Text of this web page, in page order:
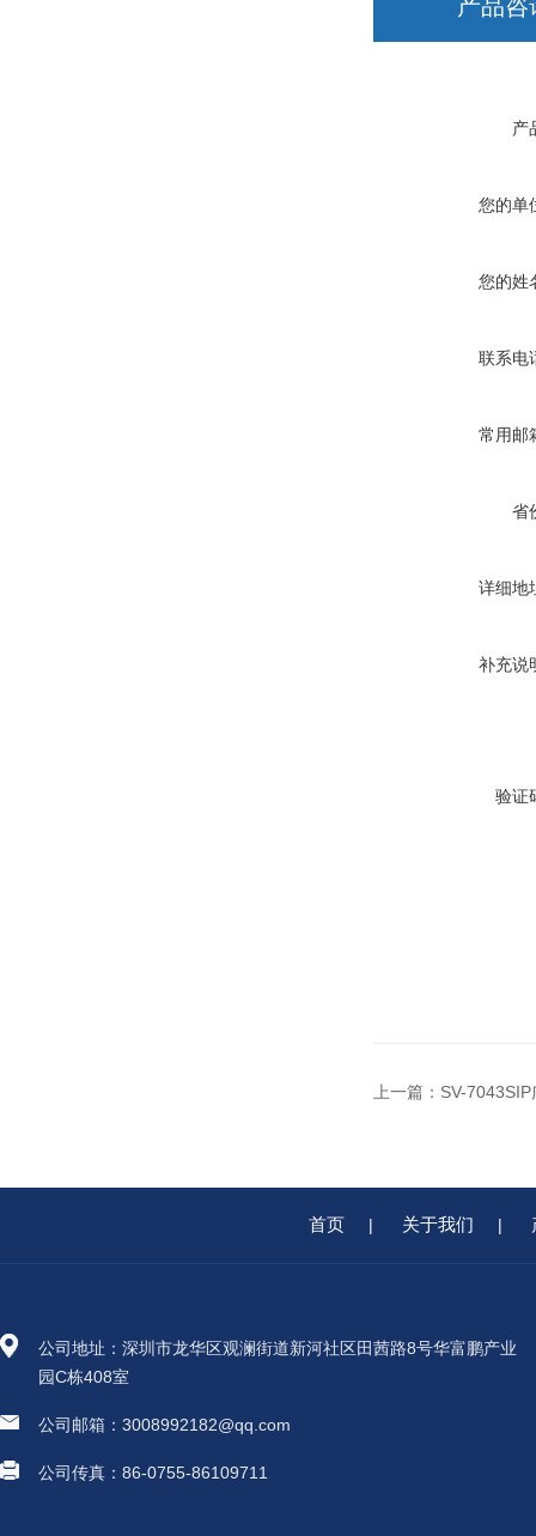
产品咨
产
您的单
您的姓
联系电
常用邮
省
详细地
补充说
验证
上一篇： SV-
首页 | 关于我们 |
公司地址：深圳市龙华区观澜街道新河社区田茜路8号华富鹏产业
园C栋408室
公司邮箱：3008992182@qq.com
公司传真：86-0755-86109711